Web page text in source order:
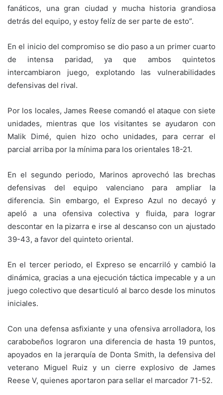
fanáticos, una gran ciudad y mucha historia grandiosa
detrás del equipo, y estoy felíz de ser parte de esto”.
En el inicio del compromiso se dio paso a un primer cuarto
de intensa paridad, ya que ambos quintetos
intercambiaron juego, explotando las vulnerabilidades
defensivas del rival.
Por los locales, James Reese comandó el ataque con siete
unidades, mientras que los visitantes se ayudaron con
Malik Dimé, quien hizo ocho unidades, para cerrar el
parcial arriba por la mínima para los orientales 18-21.
En el segundo periodo, Marinos aprovechó las brechas
defensivas del equipo valenciano para ampliar la
diferencia. Sin embargo, el Expreso Azul no decayó y
apeló a una ofensiva colectiva y fluida, para lograr
descontar en la pizarra e irse al descanso con un ajustado
39-43, a favor del quinteto oriental.
En el tercer periodo, el Expreso se encarriló y cambió la
dinámica, gracias a una ejecución táctica impecable y a un
juego colectivo que desarticuló al barco desde los minutos
iniciales.
Con una defensa asfixiante y una ofensiva arrolladora, los
carabobeños lograron una diferencia de hasta 19 puntos,
apoyados en la jerarquía de Donta Smith, la defensiva del
veterano Miguel Ruiz y un cierre explosivo de James
Reese V, quienes aportaron para sellar el marcador 71-52.